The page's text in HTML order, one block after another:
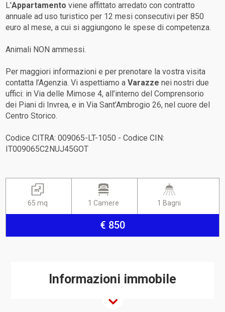
L'Appartamento viene affittato arredato con contratto
annuale ad uso turistico per 12 mesi consecutivi per 850
euro al mese, a cui si aggiungono le spese di competenza.
Animali NON ammessi.
Per maggiori informazioni e per prenotare la vostra visita
contatta l’Agenzia. Vi aspettiamo aVarazze nei nostri due
uffici: in Via delle Mimose 4, all’interno del Comprensorio
dei Piani di Invrea, e in Via Sant’Ambrogio 26, nel cuore del
Centro Storico.
Codice CITRA: 009065-LT-1050 - Codice CIN:
IT009065C2NUJ45GOT
65 mq 1 Camere 1 Bagni
€ 850
Informazioni immobile